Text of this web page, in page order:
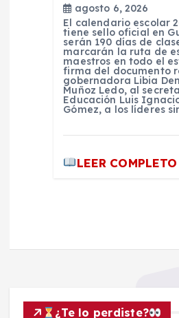
agosto 6, 2026
El calendario escolar
tiene sello oficial en
serán 190 días de
marcarán la ruta de
maestros en todo el
firma del documento
gobernadora Libia
Muñoz Ledo, al
Educación Luis
Gómez, a los líderes
LEER COMPLETO
¿Te lo perdiste?